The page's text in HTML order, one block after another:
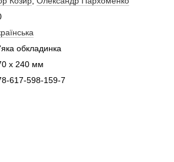
обкладинка
х 240 мм
617-598-159-7